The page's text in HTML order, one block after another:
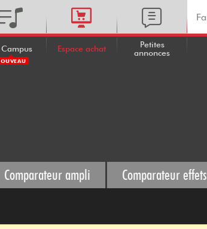
Campus Espace achat
Petites
annonces
Comparateur ampli Comparateur effets